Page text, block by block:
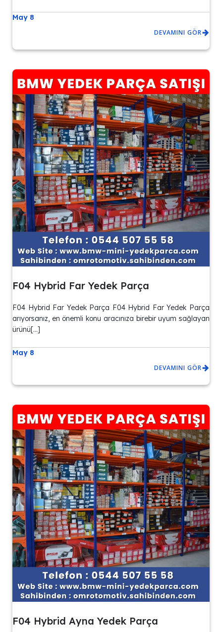
May 8
DEVAMINI GÖR
F04 Hybrid Far Yedek Parça
F04 Hybrid Far Yedek Parça F04 Hybrid Far Yedek Parça
arıyorsanız, en önemli konu aracınıza birebir uyum sağlayan
ürünü[…]
May 8
DEVAMINI GÖR
F04 Hybrid Ayna Yedek Parça